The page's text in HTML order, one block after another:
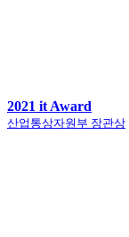
2021 it Award
산업통상자원부 장관상